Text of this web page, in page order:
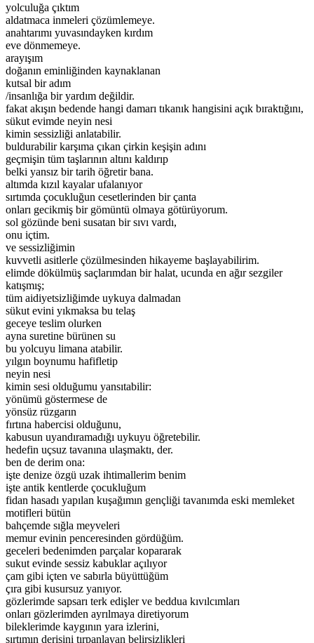
yolculuğa çıktım
aldatmaca inmeleri çözümlemeye.
anahtarımı yuvasındayken kırdım
eve dönmemeye.
arayışım
doğanın eminliğinden kaynaklanan
kutsal bir adım
/insanlığa bir yardım değildir.
fakat akışın bedende hangi damarı tıkanık hangisini açık bıraktığını,
sükut evimde neyin nesi
kimin sessizliği anlatabilir.
buldurabilir karşıma çıkan çirkin keşişin adını
geçmişin tüm taşlarının altını kaldırıp
belki yansız bir tarih öğretir bana.
altımda kızıl kayalar ufalanıyor
sırtımda çocukluğun cesetlerinden bir çanta
onları gecikmiş bir gömüntü olmaya götürüyorum.
sol gözünde beni susatan bir sıvı vardı,
onu içtim.
ve sessizliğimin
kuvvetli asitlerle çözülmesinden hikayeme başlayabilirim.
elimde dökülmüş saçlarımdan bir halat, ucunda en ağır sezgiler
katışmış;
tüm aidiyetsizliğimde uykuya dalmadan
sükut evini yıkmaksa bu telaş
geceye teslim olurken
ayna suretine bürünen su
bu yolcuyu limana atabilir.
yılgın boynumu hafifletip
neyin nesi
kimin sesi olduğumu yansıtabilir:
yönümü göstermese de
yönsüz rüzgarın
fırtına habercisi olduğunu,
kabusun uyandıramadığı uykuyu öğretebilir.
hedefin uçsuz tavanına ulaşmaktı, der.
ben de derim ona:
işte denize özgü uzak ihtimallerim benim
işte antik kentlerde çocukluğum
fidan hasadı yapılan kuşağımın gençliği tavanımda eski memleket
motifleri bütün
bahçemde sığla meyveleri
memur evinin penceresinden gördüğüm.
geceleri bedenimden parçalar kopararak
sukut evinde sessiz kabuklar açılıyor
çam gibi içten ve sabırla büyüttüğüm
çıra gibi kusursuz yanıyor.
gözlerimde sapsarı terk edişler ve beddua kıvılcımları
onları gözlerimden ayrılmaya diretiyorum
bileklerimde kaygının yara izlerini,
sırtımın derisini tırpanlayan belirsizlikleri